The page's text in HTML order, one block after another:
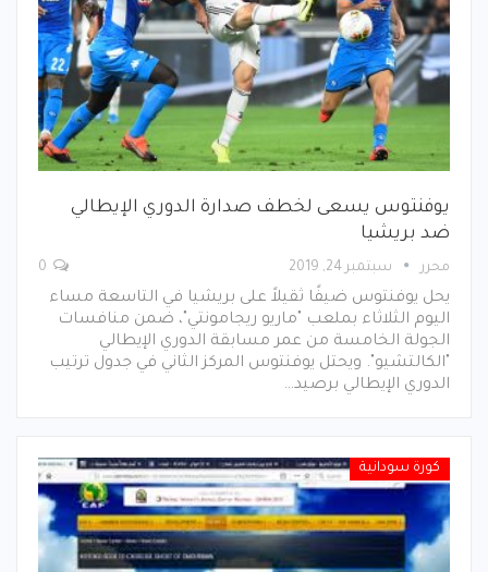
يوفنتوس يسعى لخطف صدارة الدوري الإيطالي
ضد بريشيا
محرر سبتمبر 24, 2019
يحل يوفنتوس ضيفًا ثقيلاً على بريشيا في التاسعة مساء
اليوم الثلاثاء بملعب "ماريو ريجامونتي"، ضمن منافسات
الجولة الخامسة من عمر مسابقة الدوري الإيطالي
"الكالتشيو". ويحتل يوفنتوس المركز الثاني في جدول ترتيب
الدوري الإيطالي برصيد…
كورة سودانية